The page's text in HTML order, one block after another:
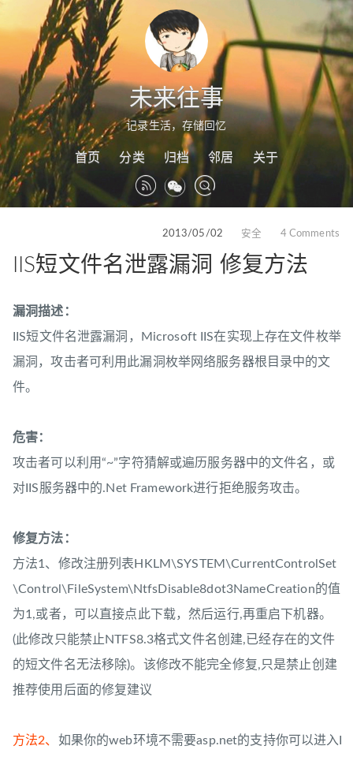
未来往事
记录生活，存储回忆
首页 分类 归档 邻居 关于
2013/05/02 安全 4 Comments
IIS短文件名泄露漏洞 修复方法
漏洞描述：
IIS短文件名泄露漏洞，Microsoft IIS在实现上存在文件枚举
漏洞，攻击者可利用此漏洞枚举网络服务器根目录中的文
件。
危害：
攻击者可以利用“~”字符猜解或遍历服务器中的文件名，或
对IIS服务器中的.Net Framework进行拒绝服务攻击。
修复方法：
方法1、修改注册列表HKLM\SYSTEM\CurrentControlSet
\Control\FileSystem\NtfsDisable8dot3NameCreation的值
为1,或者，可以直接点此下载，然后运行,再重启下机器。
(此修改只能禁止NTFS8.3格式文件名创建,已经存在的文件
的短文件名无法移除)。该修改不能完全修复,只是禁止创建
推荐使用后面的修复建议
方法2、 如果你的web环境不需要asp.net的支持你可以进入I